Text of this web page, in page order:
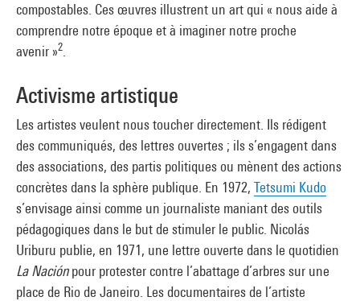
compostables. Ces œuvres illustrent un art qui « nous aide à
comprendre notre époque et à imaginer notre proche
avenir »2
Activisme artistique
Les artistes veulent nous toucher directement. Ils rédigent
des communiqués, des lettres ouvertes ; ils s’engagent dans
des associations, des partis politiques ou mènent des actions
concrètes dans la sphère publique. En 1972, Tetsumi Kudo
s’envisage ainsi comme un journaliste maniant des outils
pédagogiques dans le but de stimuler le public. Nicolás
Uriburu publie, en 1971, une lettre ouverte dans le quotidien
La Naciónpour protester contre l’abattage d’arbres sur une
place de Rio de Janeiro. Les documentaires de l’artiste